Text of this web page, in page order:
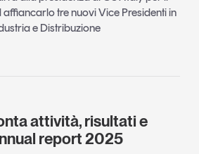
tre nuovi Vice Presidenti in
e Distribuzione
attività, risultati e
report 2025